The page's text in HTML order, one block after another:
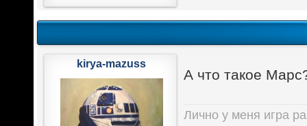
А что такое
Лично у меня игра
kirya-mazuss